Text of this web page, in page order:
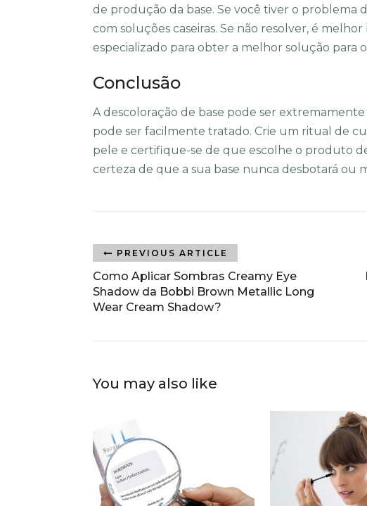
de produção da base. Se você tiver o problema
com soluções caseiras. Se não resolver, é
especializado para obter a melhor solução para
Conclusão
A descoloração de base pode ser
pode ser facilmente tratado. Crie um ritual de
pele e certifique-se de que escolhe o produto
certeza de que a sua base nunca desbotará ou
PREVIOUS ARTICLE
Como Aplicar Sombras Creamy Eye
Shadow da Bobbi Brown Metallic Long
Wear Cream Shadow?
You may also like